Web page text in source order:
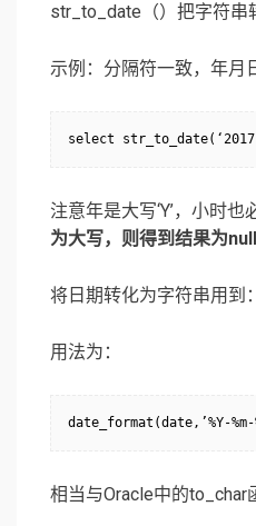
str_to_date（）把字符串
示例：分隔符一致，年月
注意年是大写‘Y’，小时也
为大写，则得到结果为null
将日期转化为字符串用到
用法为：
相当与Oracle中的to_char